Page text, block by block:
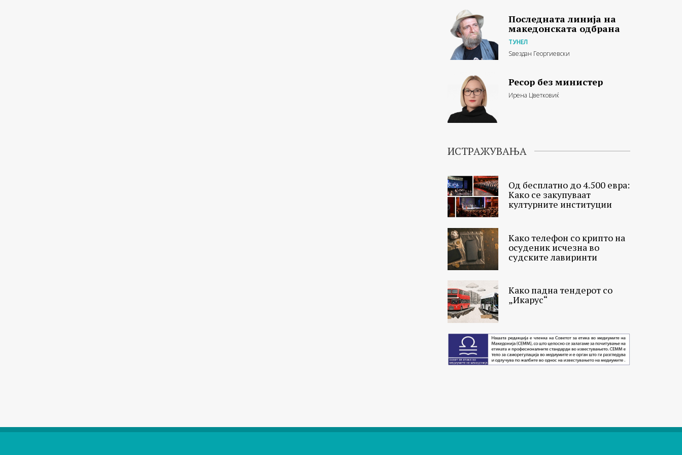
Последната линија на
македонската одбрана
ТУНЕЛ
Ѕвездан Георгиевски
Ресор без министер
Ирена Цветковиќ
ИСТРАЖУВАЊА
Од бесплатно до 4.500 евра:
Како се закупуваат
културните институции
Како телефон со крипто на
осуденик исчезна во
судските лавиринти
Како падна тендерот со
„Икарус“